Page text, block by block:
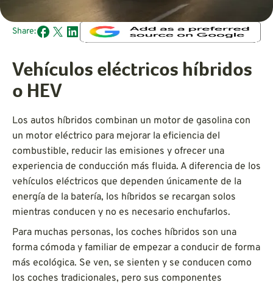
Share:
Vehículos eléctricos híbridos
o HEV
Los autos híbridos combinan un motor de gasolina con
un motor eléctrico para mejorar la eficiencia del
combustible, reducir las emisiones y ofrecer una
experiencia de conducción más fluida. A diferencia de los
vehículos eléctricos que dependen únicamente de la
energía de la batería, los híbridos se recargan solos
mientras conducen y no es necesario enchufarlos.
Para muchas personas, los coches híbridos son una
forma cómoda y familiar de empezar a conducir de forma
más ecológica. Se ven, se sienten y se conducen como
los coches tradicionales, pero sus componentes